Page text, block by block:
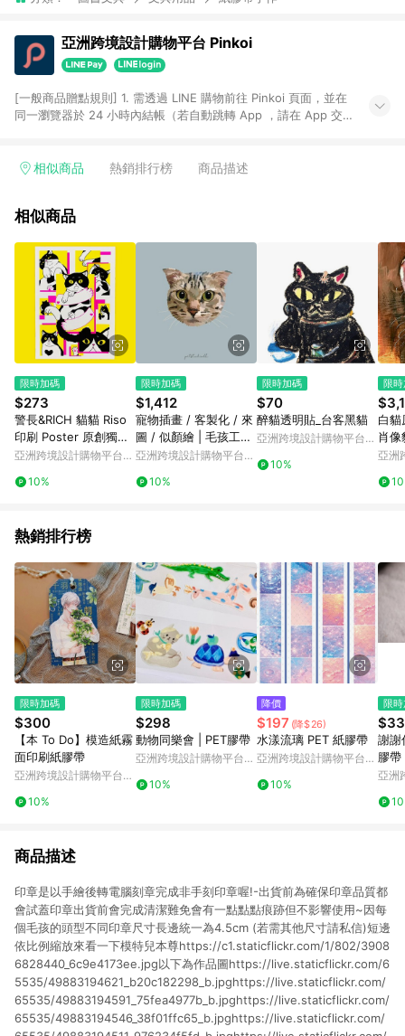
亞洲跨境設計購物平台 Pinkoi
[一般商品贈點規則] 1. 需透過 LINE 購物前往 Pinkoi 頁面，並在
同一瀏覽器於 24 小時內結帳（若自動跳轉 App ，請在 App 交
回饋訂單不得享有 Pinkoi 站方優惠，例如首購優惠，P coins，
行為，不具贈點資格，部分退款不在此限。 6. APP 請更新至
貨後 45 天後發送。 8. 群眾募資商品，禮物卡，開館保證金，補
運費，攤位費等不具贈點資格。 9. LINE 購物站上之商品規格、
顏色、價位、贈品如與 Pinkoi 商品資訊頁及購物車不符，以
Pinkoi 購物商品資訊頁及購物車標示為準。 10. 點數紅包使用規
則請以點數紅包活動說明為準。 11. 若於 LINE 購物前往 Pinkoi
頁面後才首次下載 Pinkoi APP 並完成訂單，不符合導購資格；承
上，首次下載 Pinkoi APP 後，需透過 LINE 購物前往 Pinkoi 頁
相似商品 熱銷排行榜 商品描述
相似商品
限時加碼
$273
警長&RICH 貓貓 Riso
印刷 Poster 原創獨立
海報
亞洲跨境設計購物平台
10%
限時加碼
$1,412
寵物插畫 / 客製化 / 來
圖 / 似顏繪 | 毛孩工作
室 PETSTUDIOHK
亞洲跨境設計購物平台
10%
限時加碼
$70
醉貓透明貼_台客黑貓
亞洲跨境設計購物平台
10%
限
白貓
肖像
亞洲
熱銷排行榜
限時加碼
$300
【本 To Do】模造紙霧
面印刷紙膠帶
亞洲跨境設計購物平台
10%
限時加碼
$298
動物同樂會 | PET膠帶
亞洲跨境設計購物平台
10%
降價
$197 (降$26)
水漾流璃 PET 紙膠帶
亞洲跨境設計購物平台
10%
限
謝謝
膠帶
亞洲
商品描述
印章是以手繪後轉電腦刻章完成非手刻印章喔!-出貨前為確保印章品質都
會試蓋印章出貨前會完成清潔難免會有一點點點痕跡但不影響使用~因每
個毛孩的頭型不同印章尺寸長邊統一為4.5cm (若需其他尺寸請私信)短邊
依比例縮放來看一下模特兒本尊https://c1.staticflickr.com/1/802/3908
6828440_6c9e4173ee.jpg以下為作品圖https://live.staticflickr.com/6
5535/49883194621_b20c182298_b.jpghttps://live.staticflickr.com/
65535/49883194591_75fea4977b_b.jpghttps://live.staticflickr.com/
65535/49883194546_38f01ffc65_b.jpghttps://live.staticflickr.com/